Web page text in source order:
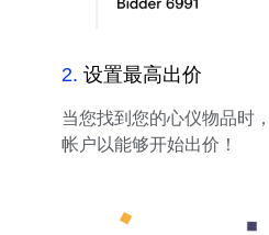
2. 设置最高出价
当您找到您的心仪物品时
帐户以能够开始出价！